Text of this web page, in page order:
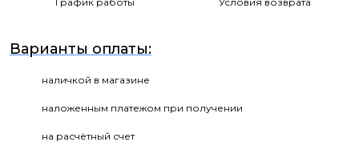
Варианты оплаты:
наличкой в магазине
наложенным платежом при получении
на расчётный счет